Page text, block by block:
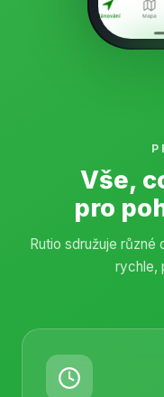
Vše,
pro
Rutio sdružuje různé
rychle,